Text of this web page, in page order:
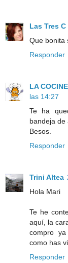
Las Tres C
Que bonita
Responder
LA
las 14:27
Te ha
bandeja de
Besos.
Responder
Trini Altea
Hola Mari
Te he
aquí, la
compro
como has
Responder